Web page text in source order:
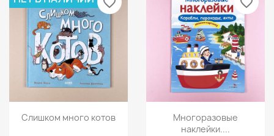
Просмотр
Слишком много котов Просмотр
Многоразовые
наклейки....